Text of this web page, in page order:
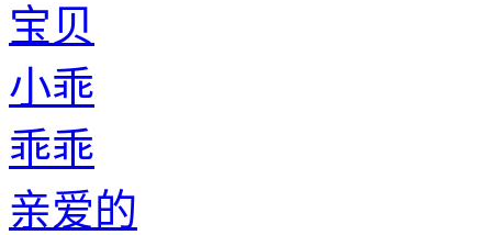
宝贝
小乖
乖乖
亲爱的